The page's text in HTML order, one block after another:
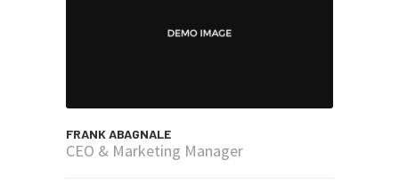
FRANK ABAGNALE
CEO & Marketing Manager